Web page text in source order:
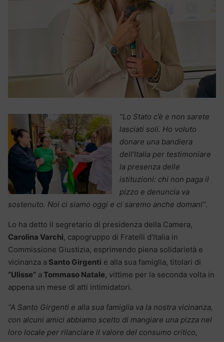
“Lo Stato c’è e non sarete
lasciati soli. Ho voluto
donare una bandiera
dell’Italia per testimoniare
la presenza delle
istituzioni: chi non paga il
pizzo e denuncia va
sostenuto. Noi ci siamo oggi e ci saremo anche domani”.
Lo ha detto il segretario di presidenza della Camera,
Carolina Varchi, capogruppo di Fratelli d’Italia in
Commissione Giustizia, esprimendo piena solidarietà e
vicinanza a Santo Girgenti e alla sua famiglia, titolari di
“Ulisse” a Tommaso Natale, vittime per la seconda volta in
appena un mese di atti intimidatori.
“A Santo Girgenti e alla sua famiglia va la nostra vicinanza,
con alcuni amici abbiamo scelto di mangiare una pizza nel
loro locale per rilanciare il valore del consumo critico,